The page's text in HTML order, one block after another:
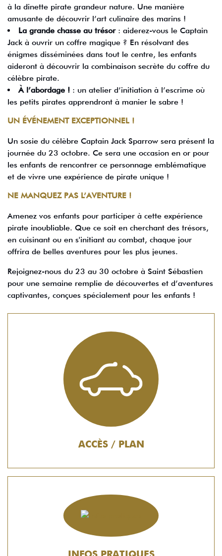
à la dinette pirate grandeur nature. Une manière
amusante de découvrir l’art culinaire des marins !
La grande chasse au trésor: aiderez-vous le Captain
Jack à ouvrir un coffre magique ? En résolvant des
énigmes disséminées dans tout le centre, les enfants
aideront à découvrir la combinaison secrète du coffre du
célèbre pirate.
À l’abordage ! : un atelier d’initiation à l’escrime où
les petits pirates apprendront à manier le sabre !
UN ÉVÉNEMENT EXCEPTIONNEL !
Un sosie du célèbre Captain Jack Sparrow sera présent la
journée du 23 octobre. Ce sera une occasion en or pour
les enfants de rencontrer ce personnage emblématique
et de vivre une expérience de pirate unique !
NE MANQUEZ PAS L’AVENTURE !
Amenez vos enfants pour participer à cette expérience
pirate inoubliable. Que ce soit en cherchant des trésors,
en cuisinant ou en s'initiant au combat, chaque jour
offrira de belles aventures pour les plus jeunes.
Rejoignez-nous du 23 au 30 octobre à Saint Sébastien
pour une semaine remplie de découvertes et d’aventures
captivantes, conçues spécialement pour les enfants !
ACCÈS / PLAN